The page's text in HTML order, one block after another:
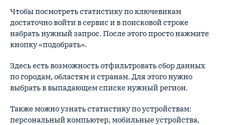
Чтобы посмотреть статистику по ключевикам
достаточно войти в сервис и в поисковой строке
набрать нужный запрос. После этого просто нажмите
кнопку «подобрать».
Здесь есть возможность отфильтровать сбор данных
по городам, областям и странам. Для этого нужно
выбрать в выпадающем списке нужный регион.
Также можно узнать статистику по устройствам:
персональный компьютер, мобильные устройства,